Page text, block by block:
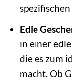
Edle
in einer
die es zum
macht. Ob